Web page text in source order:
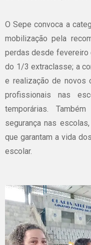
O Sepe convoca a
mobilização pela
perdas desde fevereiro
do 1/3 extraclasse; a
e realização de novos
profissionais nas
temporárias.
segurança nas
que garantam a vida
escolar.